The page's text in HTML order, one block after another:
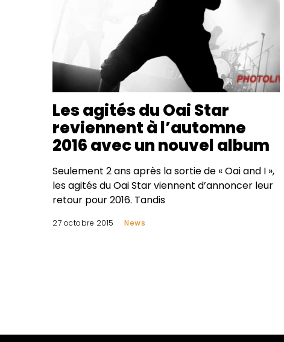
Les agités du Oai Star
reviennent à l’automne
2016 avec un nouvel album
Seulement 2 ans après la sortie de « Oai and I »,
les agités du Oai Star viennent d’annoncer leur
retour pour 2016. Tandis
27 octobre 2015 News